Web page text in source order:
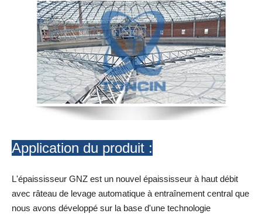
Application du produit :
L'épaississeur GNZ est un nouvel épaississeur à haut débit
avec râteau de levage automatique à entraînement central que
nous avons développé sur la base d'une technologie